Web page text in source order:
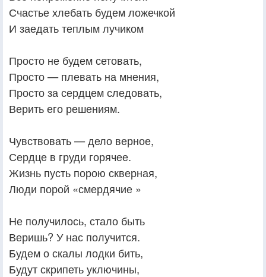
Счастье хлебать будем ложечкой
И заедать теплым лучиком
Просто не будем сетовать,
Просто — плевать на мнения,
Просто за сердцем следовать,
Верить его решениям.
Чувствовать — дело верное,
Сердце в груди горячее.
Жизнь пусть порою скверная,
Люди порой «смердячие »
Не получилось, стало быть
Веришь? У нас получится.
Будем о скалы лодки бить,
Будут скрипеть уключины,